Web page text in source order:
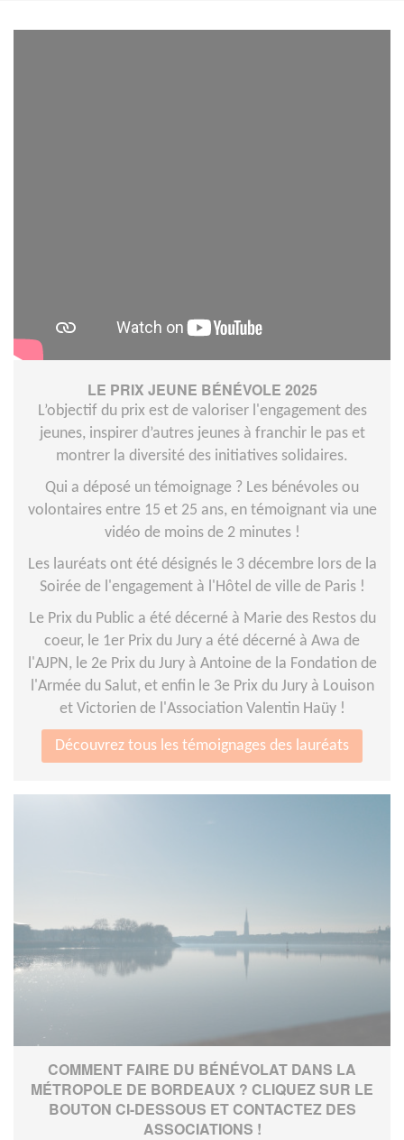
LE PRIX JEUNE BÉNÉVOLE 2025
L’objectif du prix est de valoriser l'engagement des
jeunes, inspirer d’autres jeunes à franchir le pas et
montrer la diversité des initiatives solidaires.
Qui a déposé un témoignage ? Les bénévoles ou
volontaires entre 15 et 25 ans, en témoignant via une
vidéo de moins de 2 minutes !
Les lauréats ont été désignés le 3 décembre lors de la
Soirée de l'engagement à l'Hôtel de ville de Paris !
Le Prix du Public a été décerné à Marie des Restos du
coeur, le 1er Prix du Jury a été décerné à Awa de
l'AJPN, le 2e Prix du Jury à Antoine de la Fondation de
l'Armée du Salut, et enfin le 3e Prix du Jury à Louison
et Victorien de l'Association Valentin Haüy !
Découvrez tous les témoignages des lauréats
COMMENT FAIRE DU BÉNÉVOLAT DANS LA
MÉTROPOLE DE BORDEAUX ? CLIQUEZ SUR LE
BOUTON CI-DESSOUS ET CONTACTEZ DES
ASSOCIATIONS !